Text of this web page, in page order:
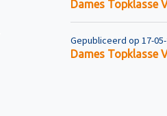
Dames Topklasse
Gepubliceerd op 17-
Dames Topklasse